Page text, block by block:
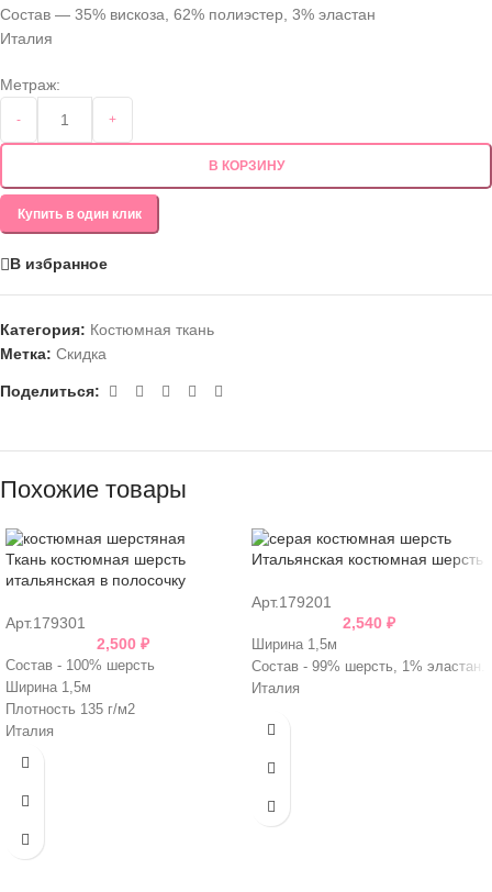
Состав — 35% вискоза, 62% полиэстер, 3% эластан
Италия
Метраж:
- +
В КОРЗИНУ
Купить в один клик
В избранное
Категория: Костюмная ткань
Метка: Скидка
Поделиться:
Похожие товары
Ткань костюмная шерсть
итальянская в полосочку
Арт.179301
2,500 ₽
Состав - 100% шерсть
Ширина 1,5м
Плотность 135 г/м2
Италия
Итальянская костюмная шерсть
Арт.179201
2,540 ₽
Ширина 1,5м
Состав - 99% шерсть, 1% эластан.
Италия